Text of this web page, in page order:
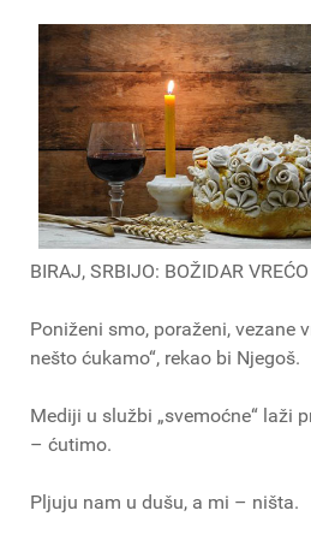
BIRAJ, SRBIJO: BOŽIDAR
Poniženi smo, poraženi, vezane
nešto ćukamo“, rekao bi
Mediji u službi „svemoćne“ laži
– ćutimo.
Pljuju nam u dušu, a mi